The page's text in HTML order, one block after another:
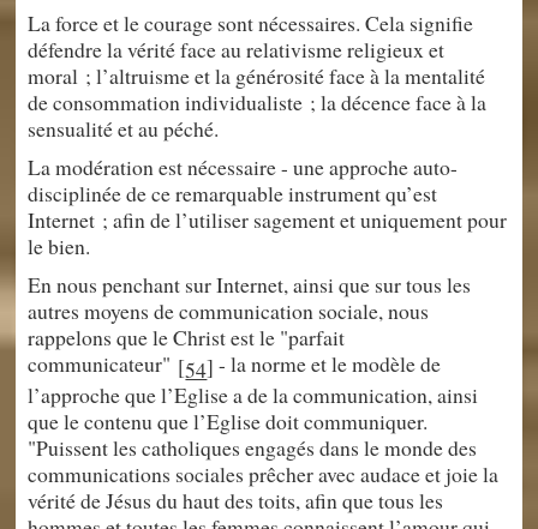
La force et le courage sont nécessaires. Cela signifie
défendre la vérité face au relativisme religieux et
moral ; l’altruisme et la générosité face à la mentalité
de consommation individualiste ; la décence face à la
sensualité et au péché.
La modération est nécessaire - une approche auto-
disciplinée de ce remarquable instrument qu’est
Internet ; afin de l’utiliser sagement et uniquement pour
le bien.
En nous penchant sur Internet, ainsi que sur tous les
autres moyens de communication sociale, nous
rappelons que le Christ est le "parfait
communicateur" [54] - la norme et le modèle de
l’approche que l’Eglise a de la communication, ainsi
que le contenu que l’Eglise doit communiquer.
"Puissent les catholiques engagés dans le monde des
communications sociales prêcher avec audace et joie la
vérité de Jésus du haut des toits, afin que tous les